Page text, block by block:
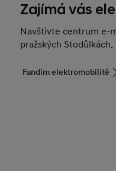
Zajímá vás
Navštivte centrum e-
pražských Stodůlkách.
Fandím elektromobilitě